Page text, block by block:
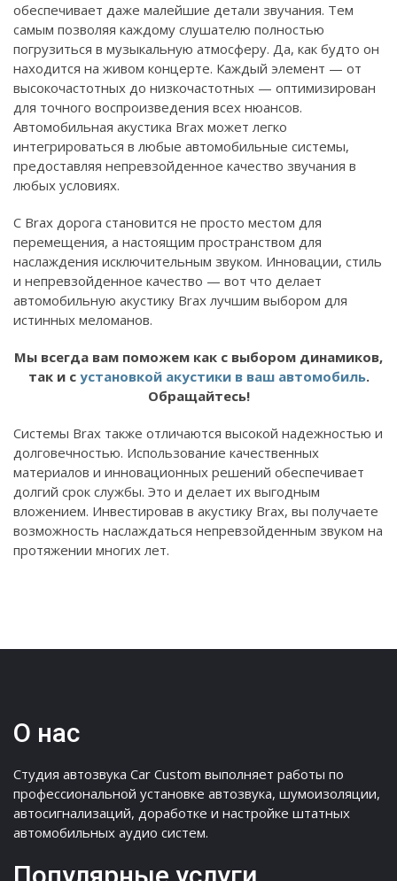
обеспечивает даже малейшие детали звучания. Тем
самым позволяя каждому слушателю полностью
погрузиться в музыкальную атмосферу. Да, как будто он
находится на живом концерте. Каждый элемент — от
высокочастотных до низкочастотных — оптимизирован
для точного воспроизведения всех нюансов.
Автомобильная акустика Brax может легко
интегрироваться в любые автомобильные системы,
предоставляя непревзойденное качество звучания в
любых условиях.
С Brax дорога становится не просто местом для
перемещения, а настоящим пространством для
наслаждения исключительным звуком. Инновации, стиль
и непревзойденное качество — вот что делает
автомобильную акустику Brax лучшим выбором для
истинных меломанов.
Мы всегда вам поможем как с выбором динамиков,
так и с установкой акустики в ваш автомобиль.
Обращайтесь!
Системы Brax также отличаются высокой надежностью и
долговечностью. Использование качественных
материалов и инновационных решений обеспечивает
долгий срок службы. Это и делает их выгодным
вложением. Инвестировав в акустику Brax, вы получаете
возможность наслаждаться непревзойденным звуком на
протяжении многих лет.
О нас
Студия автозвука Car Custom выполняет работы по
профессиональной установке автозвука, шумоизоляции,
автосигнализаций, доработке и настройке штатных
автомобильных аудио систем.
Популярные услуги